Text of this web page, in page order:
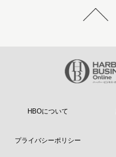
HBOについて
プライバシーポリシー